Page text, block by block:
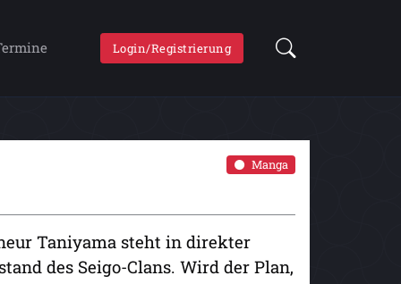
Login/Registrierung
Manga
Taniyama steht in direkter
des Seigo-Clans. Wird der Plan,